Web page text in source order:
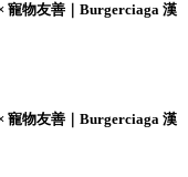
寵物友善｜Burgerciaga 漢
寵物友善｜Burgerciaga 漢